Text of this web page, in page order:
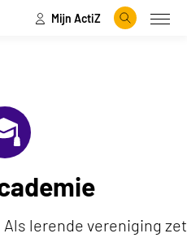
Mijn ActiZ
Zoeken
lerende vereniging zet